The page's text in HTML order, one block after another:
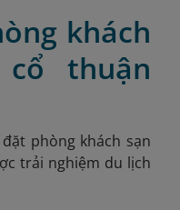
khách
thuận
phòng khách sạn
trải nghiệm du lịch